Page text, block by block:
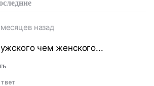
назад
чем женского...